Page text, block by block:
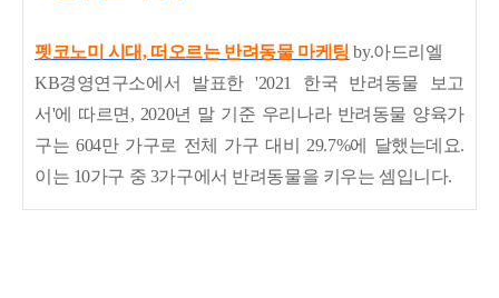
펫코노미 시대, 떠오르는 반려동물 마케팅 by.아드리엘
KB경영연구소에서 발표한 '2021 한국 반려동물 보고
서'에 따르면, 2020년 말 기준 우리나라 반려동물 양육가
구는 604만 가구로 전체 가구 대비 29.7%에 달했는데요.
이는 10가구 중 3가구에서 반려동물을 키우는 셈입니다.